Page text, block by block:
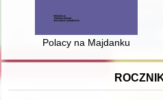
Polacy na Majdanku